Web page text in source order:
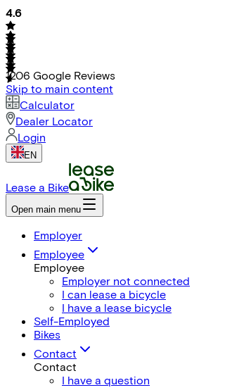
4.6
1206 Google Reviews
Skip to main content
Calculator
Dealer Locator
Login
EN
Lease a Bike
Open main menu
Employer
Employee
Employee
Employer not connected
I can lease a bicycle
I have a lease bicycle
Self-Employed
Bikes
Contact
Contact
I have a question